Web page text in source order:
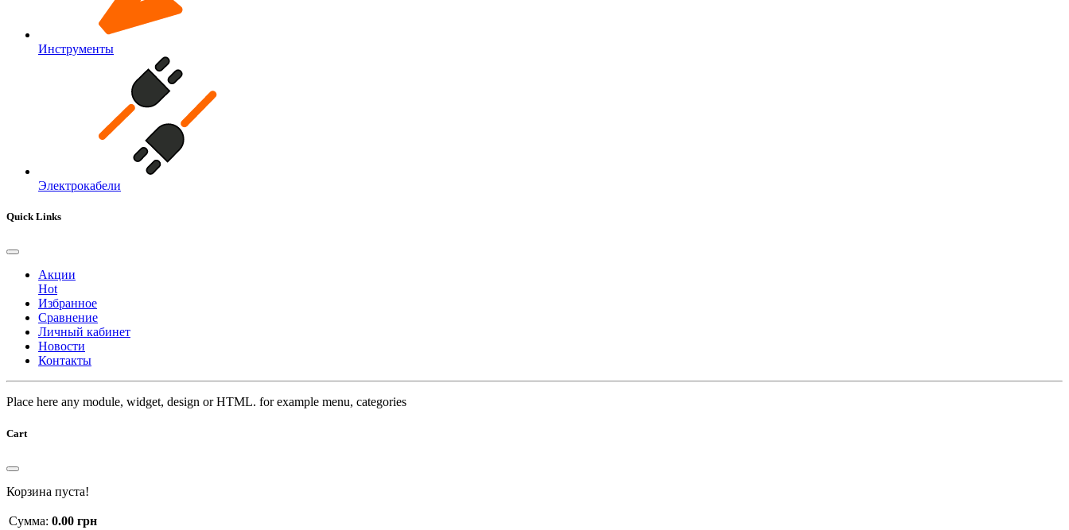
Инструменты
Электрокабели
Quick Links
Акции
Hot
Избранное
Сравнение
Личный кабинет
Новости
Контакты
Place here any module, widget, design or HTML. for example menu, categories
Cart
Корзина пуста!
Сумма: 0.00 грн